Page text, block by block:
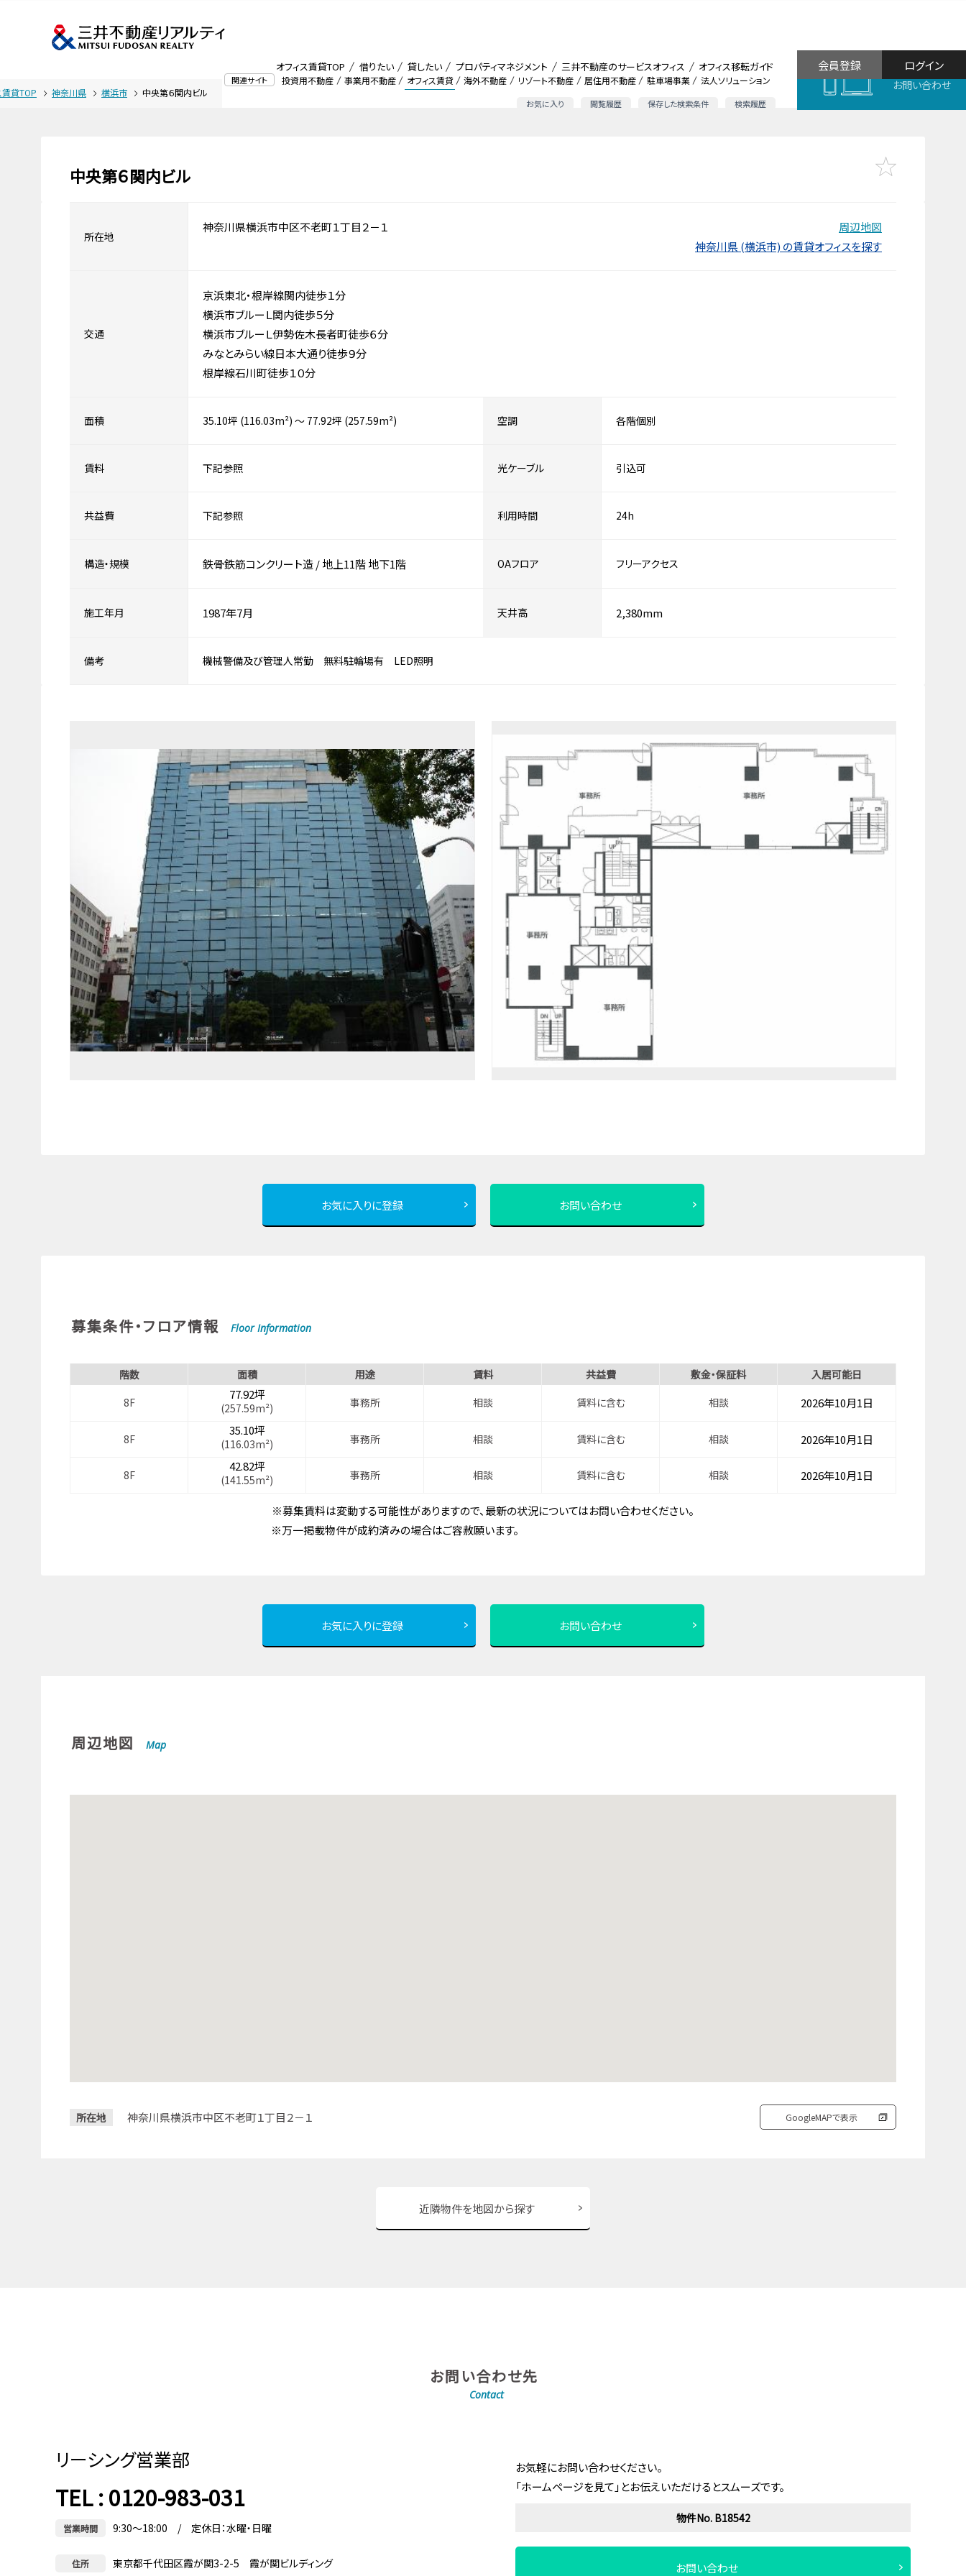
関連サイト 投資用不動産 事業用不動産 オフィス賃貸 海外不動産 リゾート不動産 居住用不動産 駐車場事業 法人ソリューション
お気に入り 閲覧履歴 保存した検索条件 検索履歴
オフィス賃貸TOP 借りたい 貸したい プロパティマネジメント 三井不動産のサービスオフィス オフィス移転ガイド
お問い合わせ
ログイン
会員登録
賃貸TOP 神奈川県 横浜市 中央第６関内ビル
中央第６関内ビル
所在地
神奈川県横浜市中区不老町１丁目２－１
周辺地図
神奈川県 (横浜市) の賃貸オフィスを探す
交通
京浜東北・根岸線関内徒歩１分
横浜市ブルーＬ関内徒歩５分
横浜市ブルーＬ伊勢佐木長者町徒歩６分
みなとみらい線日本大通り徒歩９分
根岸線石川町徒歩１０分
面積 35.10坪 (116.03m²) ～ 77.92坪 (257.59m²) 空調 各階個別
賃料 下記参照 光ケーブル 引込可
共益費 下記参照 利用時間 24h
構造・規模 鉄骨鉄筋コンクリート造/地上11階地下1階 OAフロア フリーアクセス
施工年月 1987年7月 天井高 2,380mm
備考 機械警備及び管理人常勤 無料駐輪場有 LED照明
お気に入りに登録 お問い合わせ
募集条件・フロア情報 Floor Information
階数 面積 用途 賃料 共益費 敷金・保証料
入居可能日
8F
77.92坪
(257.59m²) 事務所 相談 賃料に含む 相談 2026年10月1日
8F
35.10坪
(116.03m²) 事務所 相談 賃料に含む 相談 2026年10月1日
8F
42.82坪
(141.55m²) 事務所 相談 賃料に含む 相談 2026年10月1日
※募集賃料は変動する可能性がありますので、最新の状況についてはお問い合わせください。
※万一掲載物件が成約済みの場合はご容赦願います。
お気に入りに登録 お問い合わせ
周辺地図 Map
所在地 神奈川県横浜市中区不老町１丁目２－１ GoogleMAPで表示
近隣物件を地図から探す
お問い合わせ先
Contact
お気軽にお問い合わせください。
「ホームページを見て」とお伝えいただけるとスムーズです。
物件No. B18542
お問い合わせ
リーシング営業部
TEL : 0120-983-031
営業時間 9:30～18:00 / 定休日：水曜・日曜
住所 東京都千代田区霞が関3-2-5 霞が関ビルディング